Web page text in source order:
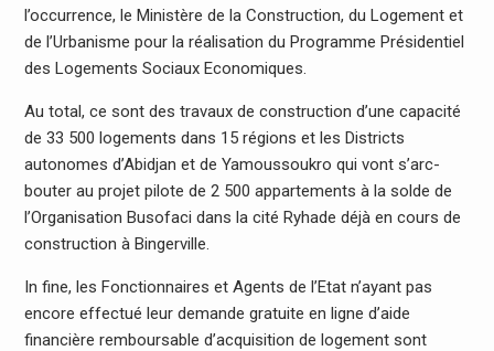
l’occurrence, le Ministère de la Construction, du Logement et
de l’Urbanisme pour la réalisation du Programme Présidentiel
des Logements Sociaux Economiques.
Au total, ce sont des travaux de construction d’une capacité
de 33 500 logements dans 15 régions et les Districts
autonomes d’Abidjan et de Yamoussoukro qui vont s’arc-
bouter au projet pilote de 2 500 appartements à la solde de
l’Organisation Busofaci dans la cité Ryhade déjà en cours de
construction à Bingerville.
In fine, les Fonctionnaires et Agents de l’Etat n’ayant pas
encore effectué leur demande gratuite en ligne d’aide
financière remboursable d’acquisition de logement sont